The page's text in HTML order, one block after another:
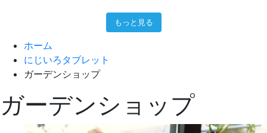
もっと見る
ホーム
にじいろタブレット
ガーデンショップ
ガーデンショップ